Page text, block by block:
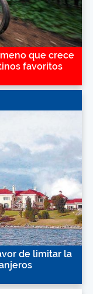
que crece
favoritos
de limitar la